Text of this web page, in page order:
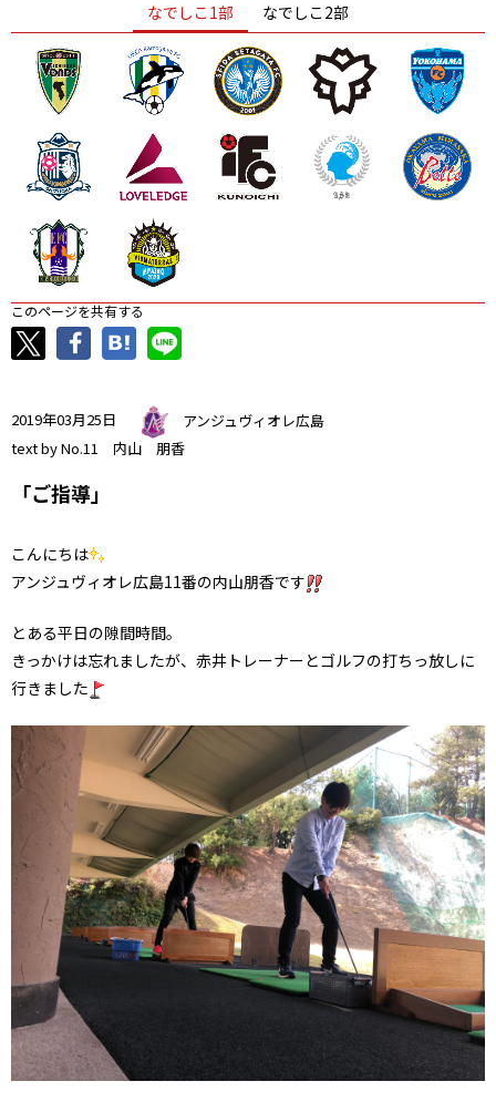
ニッパツ 名古屋 静岡 愛媛Ｌ
なでしこ1部 なでしこ2部
このページを共有する
2019年03月25日
アンジュヴィオレ広島
text by No.11 内山 朋香
「ご指導」
こんにちは
アンジュヴィオレ広島11番の内山朋香です
とある平日の隙間時間。
きっかけは忘れましたが、赤井トレーナーとゴルフの打ちっ放しに
行きました